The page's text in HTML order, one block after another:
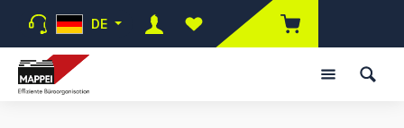
Zum Hauptinhalt springen
DE
Du hast 0 Produkte auf dem